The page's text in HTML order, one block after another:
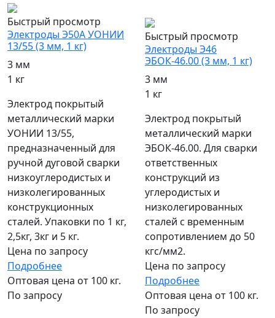
Быстрый просмотр
Электроды Э50А УОНИИ
13/55 (3 мм, 1 кг)
3 мм
1 кг
Электрод покрытый
металлический марки
УОНИИ 13/55,
предназначенный для
ручной дуговой сварки
низкоуглеродистых и
низколегированных
конструкционных
сталей. Упаковки по 1 кг,
2,5кг, 3кг и 5 кг.
Цена по запросу
Подробнее
Оптовая цена от 100 кг.
По запросу
Быстрый просмотр
Электроды Э46
ЭБОК-46.00 (3 мм, 1 кг)
3 мм
1 кг
Электрод покрытый
металлический марки
ЭБОК-46.00. Для сварки
ответственных
конструкций из
углеродистых и
низколегированных
сталей с временным
сопротивлением до 50
кгс/мм2.
Цена по запросу
Подробнее
Оптовая цена от 100 кг.
По запросу